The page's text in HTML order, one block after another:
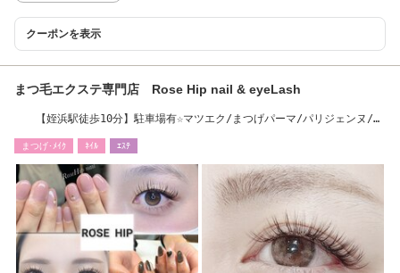
クーポンを表示
まつ毛エクステ専門店 Rose Hip nail & eyeLash
【姪浜駅徒歩10分】駐車場有☆マツエク/まつげパーマ/パリジェンヌ/パ
まつげ･ﾒｲｸ ﾈｲﾙ ｴｽﾃ